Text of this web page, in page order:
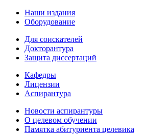
Наши издания
Оборудование
Для соискателей
Докторантура
Защита диссертаций
Кафедры
Лицензии
Аспирантура
Новости аспирантуры
О целевом обучении
Памятка абитуриента целевика